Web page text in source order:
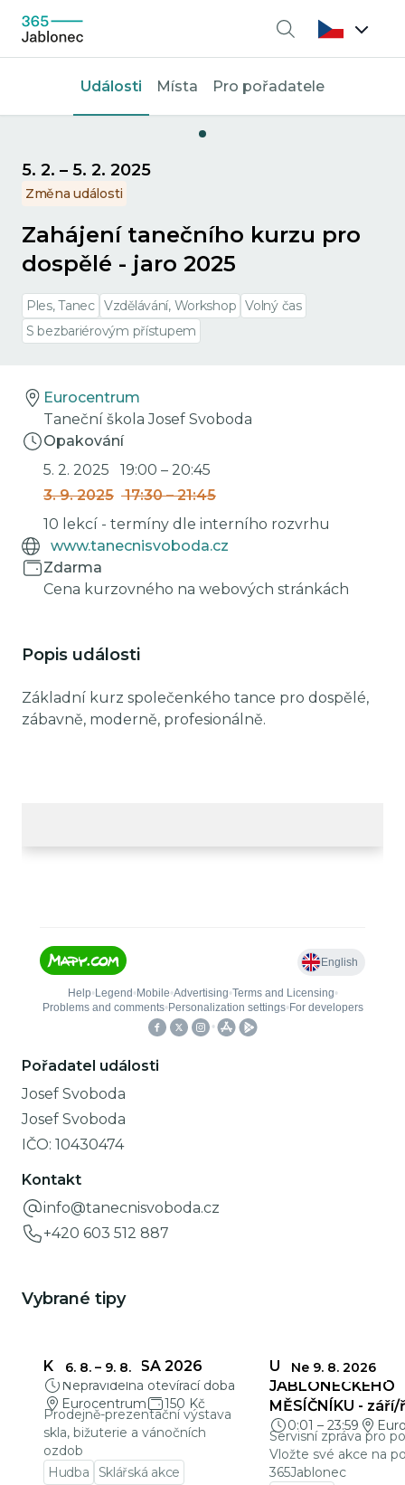
Vyhledávání
Události Místa Pro pořadatele
5. 2. – 5. 2. 2025
Změna události
Zahájení tanečního kurzu pro
dospělé - jaro 2025
Ples, Tanec Vzdělávání, Workshop Volný čas
S bezbariérovým přístupem
Eurocentrum
Taneční škola Josef Svoboda
Opakování
5. 2. 2025
19:00 – 20:45
3. 9. 2025
17:30 – 21:45
10 lekcí - termíny dle interního rozvrhu
www.tanecnisvoboda.cz
Zdarma
Cena kurzovného na webových stránkách
Popis události
Základní kurz společenkého tance pro dospělé,
zábavně, moderně, profesionálně.
Pořadatel události
Josef Svoboda
Josef Svoboda
IČO: 10430474
Kontakt
info@tanecnisvoboda.cz
+420 603 512 887
Vybrané tipy
6. 8. – 9. 8.
KŘEHKÁ KRÁSA 2026
Nepravidelná otevírací doba
Eurocentrum
150 Kč
Prodejně-prezentační výstava
skla, bižuterie a vánočních
ozdob
Hudba
Sklářská akce
Ne 9. 8. 2026
UZÁVĚRKY
JABLONECKÉHO
MĚSÍČNÍKU -
0:01 – 23:59
Servisní zpráva pro
Vložte své akce na
365Jablonec